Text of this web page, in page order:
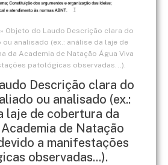
» Objeto do Laudo Descrição clara do
ou analisado (ex.: análise da laje de
da Academia de Natação Água Viva
patológicas observadas...).
Descrição clara do
ou analisado (ex.:
laje de cobertura da
de Natação
a manifestações
observadas...).